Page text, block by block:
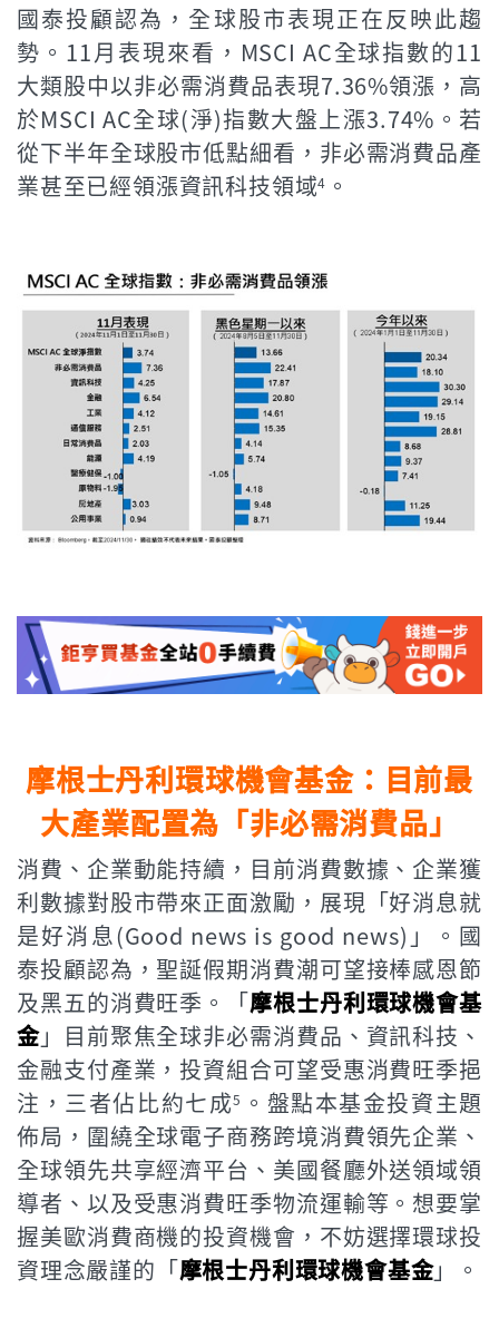
國泰投顧認為，全球股市表現正在反映此趨
勢。11月表現來看，MSCI AC全球指數的11
大類股中以非必需消費品表現7.36%領漲，高
於MSCI AC全球(淨)指數大盤上漲3.74%。若
從下半年全球股市低點細看，非必需消費品產
業甚至已經領漲資訊科技領域4 。
摩根士丹利環球機會基金：目前最
大產業配置為「非必需消費品」
消費、企業動能持續，目前消費數據、企業獲
利數據對股市帶來正面激勵，展現「好消息就
是好消息(Good news is good news)」。國
泰投顧認為，聖誕假期消費潮可望接棒感恩節
及黑五的消費旺季。「摩根士丹利環球機會基
金」目前聚焦全球非必需消費品、資訊科技、
金融支付產業，投資組合可望受惠消費旺季挹
注，三者佔比約七成5 。盤點本基金投資主題
佈局，圍繞全球電子商務跨境消費領先企業、
全球領先共享經濟平台、美國餐廳外送領域領
導者、以及受惠消費旺季物流運輸等。想要掌
握美歐消費商機的投資機會，不妨選擇環球投
資理念嚴謹的「摩根士丹利環球機會基金」。